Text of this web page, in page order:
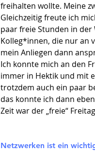
freihalten wollte. Meine
Gleichzeitig freute ich
paar freie Stunden in
Kolleg*innen, die nur an
mein Anliegen dann
Ich konnte mich an den
immer in Hektik und mit
trotzdem auch ein paar
das konnte ich dann
Zeit war der „freie“
Netzwerken ist ein